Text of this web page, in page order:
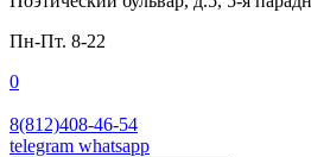
Пн-Пт. 8-22
0
8(812)408-46-54
telegram whatsapp